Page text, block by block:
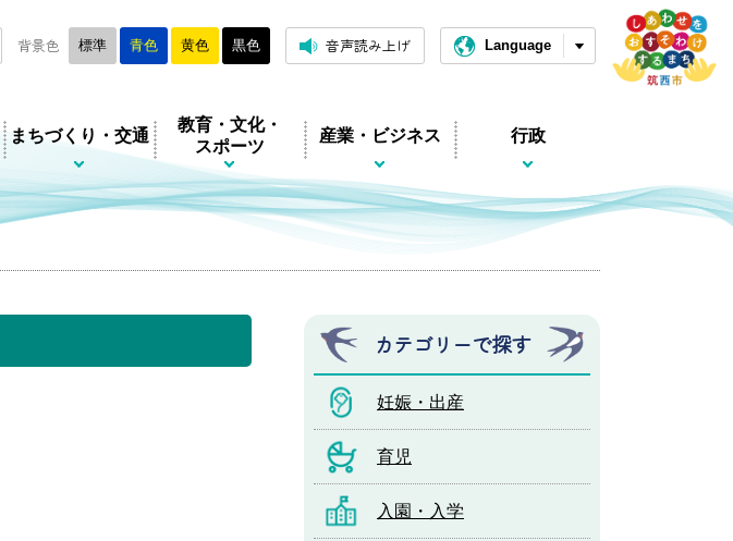
背景色 標準 青色 黄色 黒色 音声読み上げ Language
まちづくり・交通
教育・文化・
スポーツ
産業・ビジネス 行政
カテゴリーで探す
妊娠・出産
育児
入園・入学